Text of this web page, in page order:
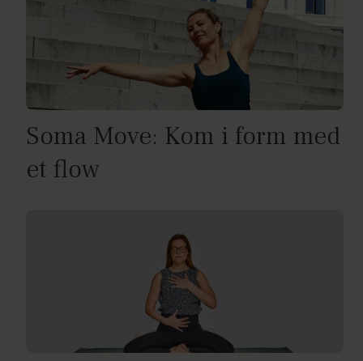
Soma Move: Kom i form med
et flow